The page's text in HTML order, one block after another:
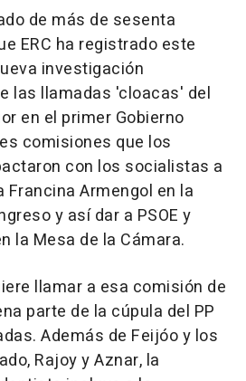
de más de sesenta
ERC ha registrado este
investigación
las llamadas 'cloacas' del
en el primer Gobierno
comisiones que los
con los socialistas a
Francina Armengol en la
y así dar a PSOE y
la Mesa de la Cámara.
llamar a esa comisión de
parte de la cúpula del PP
Además de Feijóo y los
Rajoy y Aznar, la